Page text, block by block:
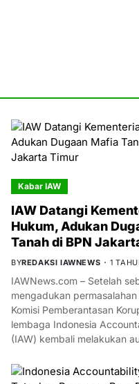
Kabar IAW
IAW Datangi
Hukum, Adukan
Tanah di BPN
BYREDAKSI IAWNEWS 1
IAWNews.com – Setelah
mengadukan
Komisi Pemberantasan
lembaga Indonesia
(IAW) kembali melakukan